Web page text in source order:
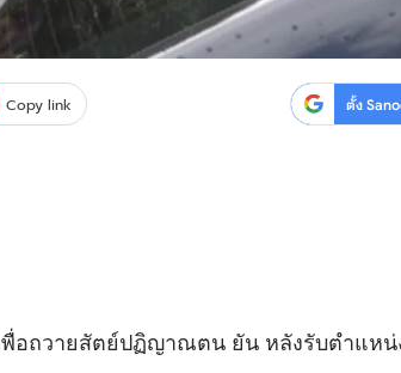
Copy link ตั้ง
พื่อถวายสัตย์ปฏิญาณตน ยัน หลังรับตำแหน่